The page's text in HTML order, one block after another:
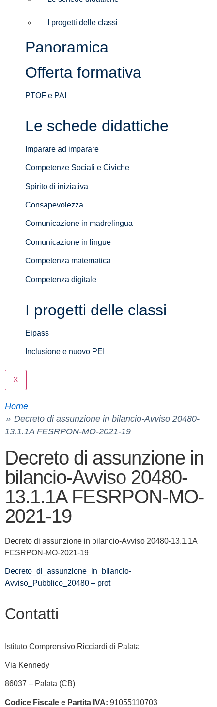
I progetti delle classi
Panoramica
Offerta formativa
PTOF e PAI
Le schede didattiche
Imparare ad imparare
Competenze Sociali e Civiche
Spirito di iniziativa
Consapevolezza
Comunicazione in madrelingua
Comunicazione in lingue
Competenza matematica
Competenza digitale
I progetti delle classi
Eipass
Inclusione e nuovo PEI
X
Home
Decreto di assunzione in bilancio-Avviso 20480-
13.1.1A FESRPON-MO-2021-19
Decreto di assunzione in
bilancio-Avviso 20480-
13.1.1A FESRPON-MO-
2021-19
Decreto di assunzione in bilancio-Avviso 20480-13.1.1A
FESRPON-MO-2021-19
Decreto_di_assunzione_in_bilancio-
Avviso_Pubblico_20480 – prot
Contatti
Istituto Comprensivo Ricciardi di Palata
Via Kennedy
86037 – Palata (CB)
Codice Fiscale e Partita IVA: 91055110703